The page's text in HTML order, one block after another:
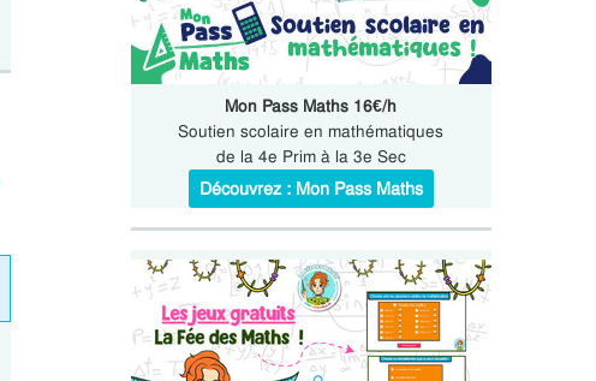
Mon Pass Maths 16€/h
Soutien scolaire en mathématiques
de la 4e Prim à la 3e Sec
Découvrez : Mon Pass Maths